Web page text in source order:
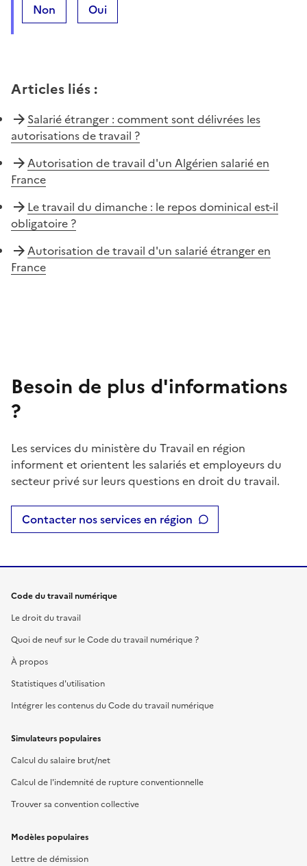
Non Oui
Articles liés :
Salarié étranger : comment sont délivrées les
autorisations de travail ?
Autorisation de travail d'un Algérien salarié en
France
Le travail du dimanche : le repos dominical est-il
obligatoire ?
Autorisation de travail d'un salarié étranger en
France
Besoin de plus d'informations
?
Les services du ministère du Travail en région
informent et orientent les salariés et employeurs du
secteur privé sur leurs questions en droit du travail.
Contacter nos services en région
Code du travail numérique
Le droit du travail
Quoi de neuf sur le Code du travail numérique ?
À propos
Statistiques d'utilisation
Intégrer les contenus du Code du travail numérique
Simulateurs populaires
Calcul du salaire brut/net
Calcul de l'indemnité de rupture conventionnelle
Trouver sa convention collective
Modèles populaires
Lettre de démission